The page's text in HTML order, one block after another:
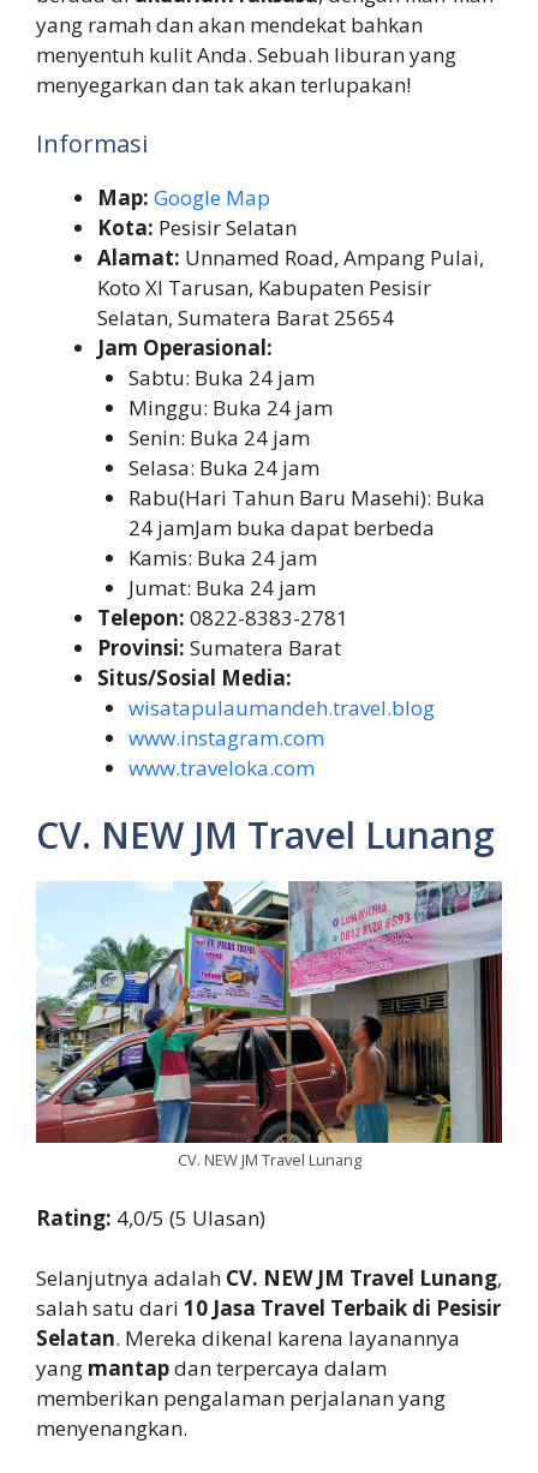
yang ramah dan akan mendekat bahkan
menyentuh kulit Anda. Sebuah liburan yang
menyegarkan dan tak akan terlupakan!
Informasi
Map: Google Map
Kota: Pesisir Selatan
Alamat: Unnamed Road, Ampang Pulai,
Koto XI Tarusan, Kabupaten Pesisir
Selatan, Sumatera Barat 25654
Jam Operasional:
Sabtu: Buka 24 jam
Minggu: Buka 24 jam
Senin: Buka 24 jam
Selasa: Buka 24 jam
Rabu(Hari Tahun Baru Masehi): Buka
24 jamJam buka dapat berbeda
Kamis: Buka 24 jam
Jumat: Buka 24 jam
Telepon: 0822-8383-2781
Provinsi: Sumatera Barat
Situs/Sosial Media:
wisatapulaumandeh.travel.blog
www.instagram.com
www.traveloka.com
CV. NEW JM Travel Lunang
CV. NEW JM Travel Lunang
Rating: 4,0/5 (5 Ulasan)
Selanjutnya adalah CV. NEW JM Travel Lunang,
salah satu dari 10 Jasa Travel Terbaik di Pesisir
Selatan. Mereka dikenal karena layanannya
yang mantapdan terpercaya dalam
memberikan pengalaman perjalanan yang
menyenangkan.